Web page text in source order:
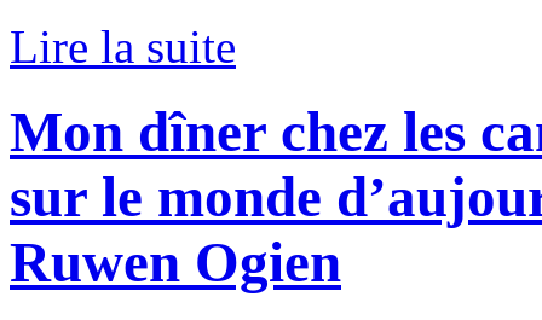
Lire la suite
Mon dîner chez les
sur le monde
Ruwen Ogien